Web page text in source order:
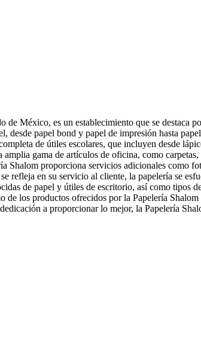
de México, es un establecimiento que se destaca
desde papel bond y papel de impresión hasta
de útiles escolares, que incluyen desde
gama de artículos de oficina, como
Shalom proporciona servicios adicionales como
refleja en su servicio al cliente, la papelería se
de papel y útiles de escritorio, así como
los productos ofrecidos por la Papelería
a proporcionar lo mejor, la Papelería